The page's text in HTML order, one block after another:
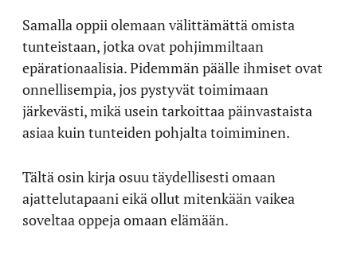
Samalla oppii olemaan välittämättä omista
tunteistaan, jotka ovat pohjimmiltaan
epärationaalisia. Pidemmän päälle ihmiset ovat
onnellisempia, jos pystyvät toimimaan
järkevästi, mikä usein tarkoittaa päinvastaista
asiaa kuin tunteiden pohjalta toimiminen.
Tältä osin kirja osuu täydellisesti omaan
ajattelutapaani eikä ollut mitenkään vaikea
soveltaa oppeja omaan elämään.